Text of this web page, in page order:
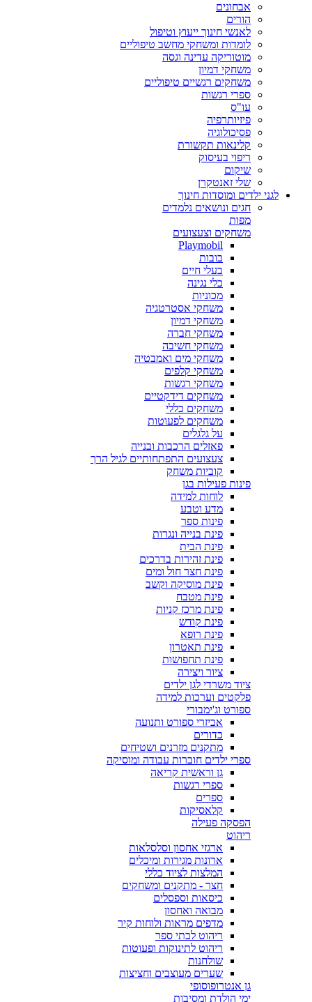
אבחונים
הורים
לאנשי חינוך ייעוץ וטיפול
לומדות ומשחקי מחשב טיפוליים
מוטוריקה עדינה וגסה
משחקי דמיון
משחקים רגשיים טיפוליים
ספרי רגשות
עו"ס
פיזיותרפיה
פסיכולוגיה
קלינאות תקשורת
ריפוי בעיסוק
שיקום
שלי זאנטקרן
לגני ילדים ומוסדות חינוך
חגים ונושאים נלמדים
מפות
משחקים וצעצועים
Playmobil
בובות
בעלי חיים
כלי נגינה
מכוניות
משחקי אסטרטגיה
משחקי דמיון
משחקי חברה
משחקי חשיבה
משחקי מים ואמבטיה
משחקי קלפים
משחקי רגשות
משחקים דידקטיים
משחקים כללי
משחקים לפעוטות
על גלגלים
פאזלים הרכבות ובנייה
צעצועים התפתחותיים לגיל הרך
קוביות משחק
פינות פעילות בגן
לוחות למידה
מדע וטבע
פינות ספר
פינת בנייה ונגרות
פינת הבית
פינת זהירות בדרכים
פינת חצר חול ומים
פינת מוסיקה וקשב
פינת מטבח
פינת מרכז קניות
פינת קודש
פינת רופא
פינת תאטרון
פינת תחפושות
ציור ויצירה
ציוד משרדי לגן ילדים
פלקטים וערכות למידה
ספורט וג'ימבורי
אביזרי ספורט ותנועה
כדורים
מתקנים מזרנים ושטיחים
ספרי ילדים חוברות עבודה ומוסיקה
גן וראשית קריאה
ספרי רגשות
ספרים
קלאסיקות
הפסקה פעילה
ריהוט
ארגזי אחסון וסלסלאות
ארונות מגירות ומיכלים
המלצות לציוד כללי
חצר - מתקנים ומשחקים
כיסאות וספסלים
מבואה ואחסון
מדפים מראות ולוחות קיר
ריהוט לבתי ספר
ריהוט לתינוקות ופעוטות
שולחנות
שערים מעוצבים וחציצות
גן אנטרופוסופי
ימי הולדת ומסיבות